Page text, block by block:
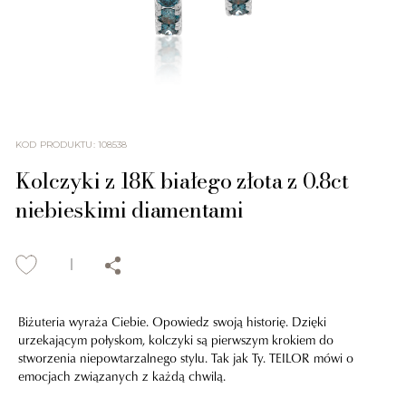
KOD PRODUKTU: 108538
Kolczyki z 18K białego złota z 0.8ct
niebieskimi diamentami
Biżuteria wyraża Ciebie. Opowiedz swoją historię. Dzięki
urzekającym połyskom, kolczyki są pierwszym krokiem do
stworzenia niepowtarzalnego stylu. Tak jak Ty. TEILOR mówi o
emocjach związanych z każdą chwilą.